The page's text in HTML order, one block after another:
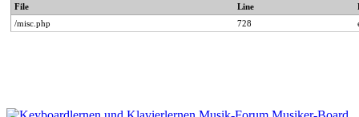
File Line
/misc.php
728